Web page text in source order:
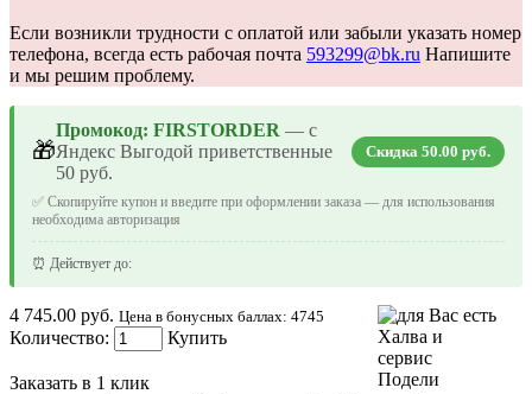
Если возникли трудности с оплатой или забыли указать номер
телефона, всегда есть рабочая почта 593299@bk.ru Напишите
и мы решим проблему.
🎁
Промокод: FIRSTORDER — с
Яндекс Выгодой приветственные
50 руб.
Скидка 50.00 руб.
✅ Скопируйте купон и введите при оформлении заказа — для использования
необходима авторизация
⏰ Действует до:
4 745.00 руб. Цена в бонусных баллах: 4745
Количество: Купить
Заказать в 1 клик